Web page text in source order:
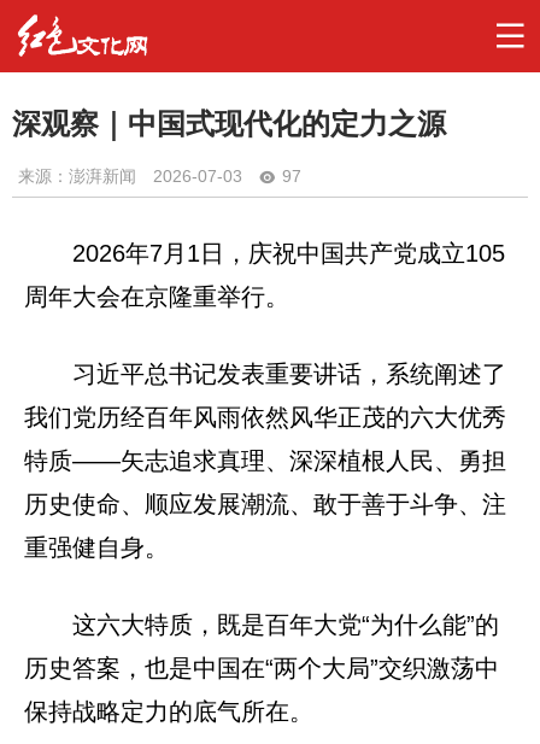
深观察｜中国式现代化的定力之源
来源：澎湃新闻 2026-07-03 97
2026年7月1日，庆祝中国共产党成立105
周年大会在京隆重举行。
习近平总书记发表重要讲话，系统阐述了
我们党历经百年风雨依然风华正茂的六大优秀
特质——矢志追求真理、深深植根人民、勇担
历史使命、顺应发展潮流、敢于善于斗争、注
重强健自身。
这六大特质，既是百年大党“为什么能”的
历史答案，也是中国在“两个大局”交织激荡中
保持战略定力的底气所在。